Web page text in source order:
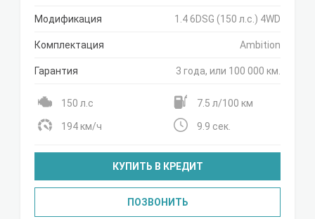
Модификация 1.4 6DSG (150 л.с.) 4WD
Комплектация Ambition
Гарантия 3 года, или 100 000 км.
150 л.с 7.5 л/100 км
194 км/ч 9.9 сек.
КУПИТЬ В КРЕДИТ
ПОЗВОНИТЬ